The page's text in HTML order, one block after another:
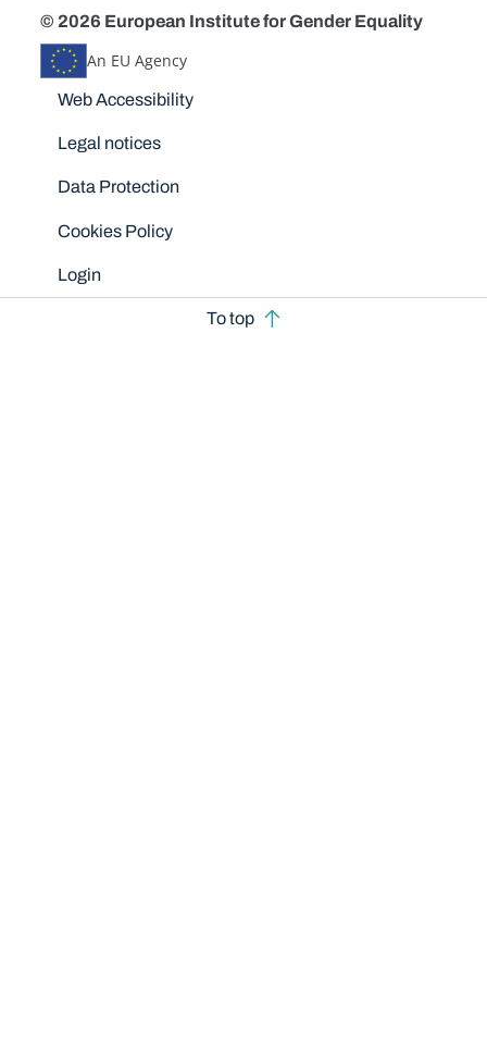
© 2026 European Institute for Gender Equality
An EU Agency
Disclaimers
Web Accessibility
Legal notices
Data Protection
Cookies Policy
Login
To top